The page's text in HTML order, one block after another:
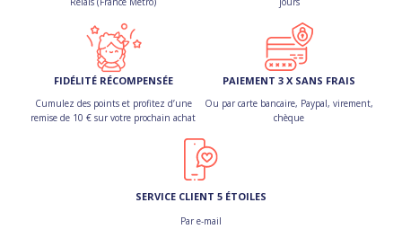
FIDÉLITÉ RÉCOMPENSÉE
Cumulez des points et profitez d’une
remise de 10 € sur votre prochain achat
PAIEMENT 3 X SANS FRAIS
Ou par carte bancaire, Paypal, virement,
chèque
SERVICE CLIENT 5 ÉTOILES
Par e-mail